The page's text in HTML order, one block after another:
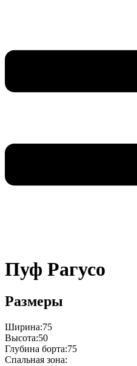
Пуф Рагусо
Размеры
Ширина:75
Высота:50
Глубина борта:75
Спальная зона: